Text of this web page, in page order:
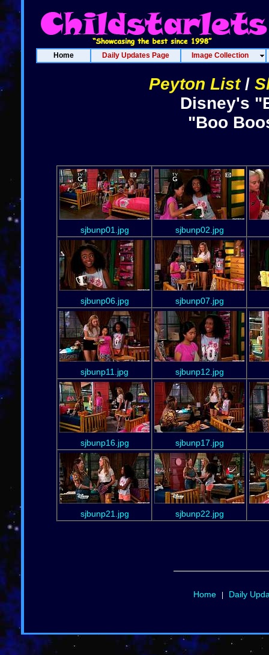
Home Daily Updates Page Image Collection
Peyton List/
Disney's
"Boo
sjbunp01.jpg sjbunp02.jpg
sjbunp06.jpg sjbunp07.jpg
sjbunp11.jpg sjbunp12.jpg
sjbunp16.jpg sjbunp17.jpg
sjbunp21.jpg sjbunp22.jpg
Home| Daily